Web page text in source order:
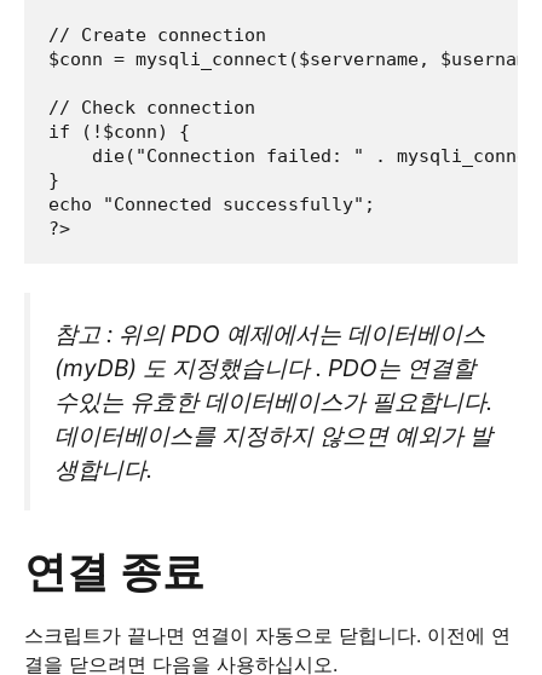
// Create connection
$conn = mysqli_connect($servername,
// Check connection
if (!$conn) {
die("Connection failed: " .
}
echo "Connected successfully";
참고 : 위의 PDO 예제에서는 데이터베이스
(myDB) 도 지정했습니다 . PDO는 연결할
수있는 유효한 데이터베이스가 필요합니다.
데이터베이스를 지정하지 않으면 예외가 발
생합니다.
연결 종료
스크립트가 끝나면 연결이 자동으로 닫힙니다. 이전에 연
결을 닫으려면 다음을 사용하십시오.